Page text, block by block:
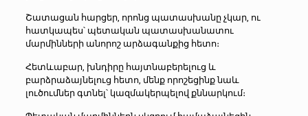
Շատացան հարցեր, որոնց պատասխանը չկար, ու
հատկապես՝ պետական պատասխանատու
մարմինների անորոշ արձագանքից հետո։
Հետևաբար, խնդիրը հայտնաբերելուց և
բարձրաձայնելուց հետո, մենք որոշեցինք նաև
լուծումներ գտնել՝ կազմակերպելով քննարկում։